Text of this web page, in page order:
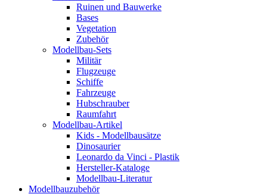
Ruinen und Bauwerke
Bases
Vegetation
Zubehör
Modellbau-Sets
Militär
Flugzeuge
Schiffe
Fahrzeuge
Hubschrauber
Raumfahrt
Modellbau-Artikel
Kids - Modellbausätze
Dinosaurier
Leonardo da Vinci - Plastik
Hersteller-Kataloge
Modellbau-Literatur
Modellbauzubehör